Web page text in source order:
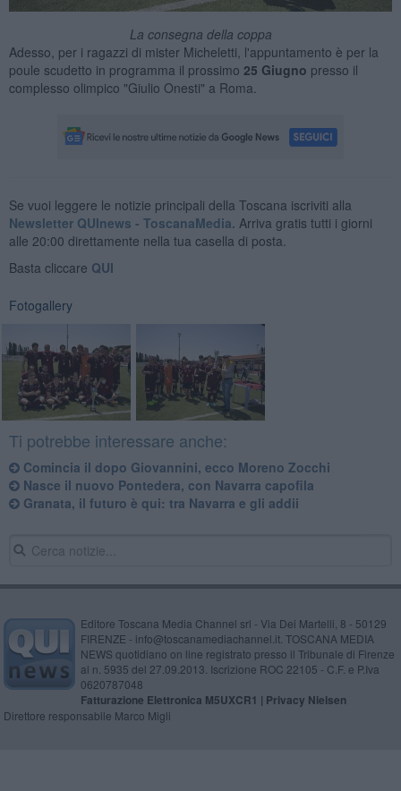
La consegna della coppa
Adesso, per i ragazzi di mister Micheletti, l'appuntamento è per la
poule scudetto in programma il prossimo 25 Giugno presso il
complesso olimpico "Giulio Onesti" a Roma.
Se vuoi leggere le notizie principali della Toscana iscriviti alla
Newsletter QUInews - ToscanaMedia. Arriva gratis tutti i giorni
alle 20:00 direttamente nella tua casella di posta.
Basta cliccare QUI
Fotogallery
Ti potrebbe interessare anche:
Comincia il dopo Giovannini, ecco Moreno Zocchi
Nasce il nuovo Pontedera, con Navarra capofila
Granata, il futuro è qui: tra Navarra e gli addii
Editore Toscana Media Channel srl - Via Dei Martelli, 8 - 50129
FIRENZE - info@toscanamediachannel.it. TOSCANA MEDIA
NEWS quotidiano on line registrato presso il Tribunale di Firenze
al n. 5935 del 27.09.2013. Iscrizione ROC 22105 - C.F. e P.Iva
0620787048
Fatturazione Elettronica M5UXCR1 | Privacy Nielsen
Direttore responsabile Marco Migli